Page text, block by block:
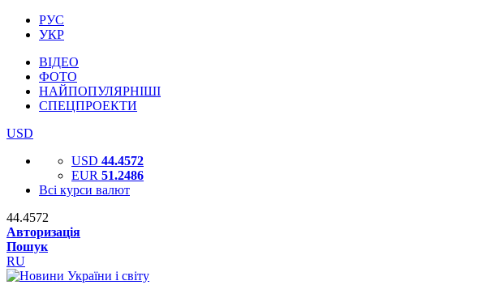
РУС
УКР
ВІДЕО
ФОТО
НАЙПОПУЛЯРНІШІ
СПЕЦПРОЕКТИ
USD
USD 44.4572
EUR 51.2486
Всі курси валют
44.4572
Авторизація
Пошук
RU